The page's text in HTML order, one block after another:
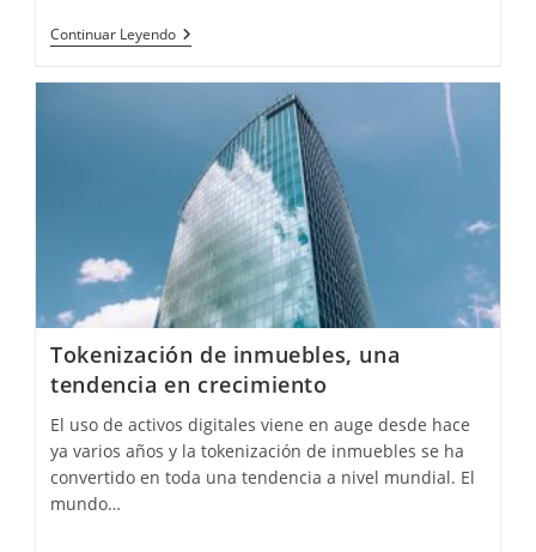
Continuar LeyendoTokenización
De
Debes
Saber
Tokenización de inmuebles, una
tendencia en crecimiento
El uso de activos digitales viene en auge desde hace
ya varios años y la tokenización de inmuebles se ha
convertido en toda una tendencia a nivel mundial. El
mundo…